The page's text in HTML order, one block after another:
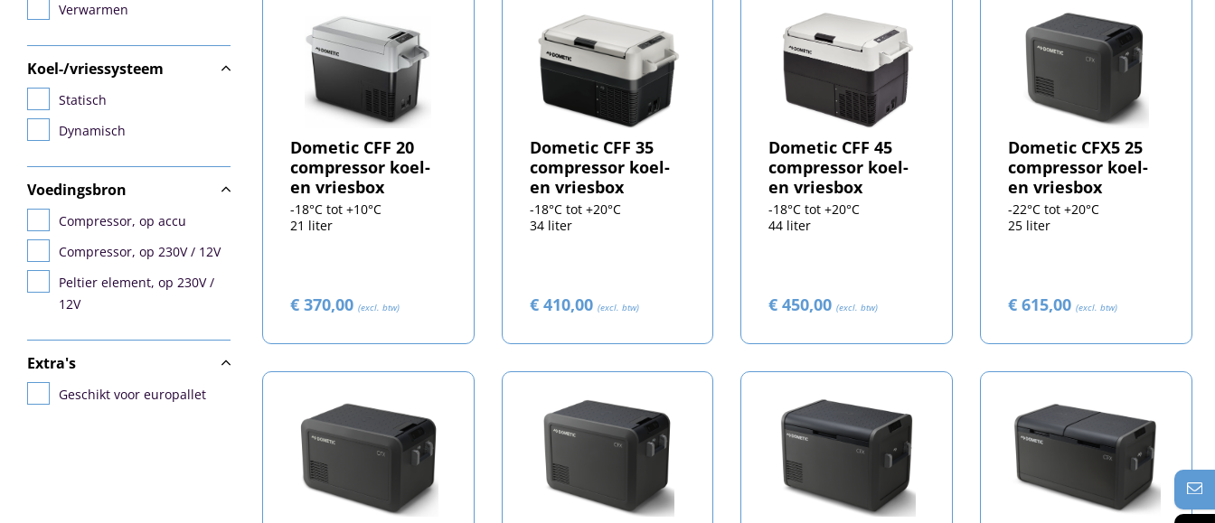
Verwarmen
Koel-/vriessysteem
Statisch
Dynamisch
Voedingsbron
Compressor, op accu
Compressor, op 230V / 12V
Peltier element, op 230V /
12V
Extra's
Geschikt voor europallet
Dometic CFF 20
compressor koel-
en vriesbox
-18°C tot +10°C
21 liter
€ 370,00 (excl. btw)
Dometic CFF 35
compressor koel-
en vriesbox
-18°C tot +20°C
34 liter
€ 410,00 (excl. btw)
Dometic CFF 45
compressor koel-
en vriesbox
-18°C tot +20°C
44 liter
€ 450,00(excl. btw)
Dometic CFX5 25
compressor koel-
en vriesbox
-22°C tot +20°C
25 liter
€ 615,00(excl. btw)